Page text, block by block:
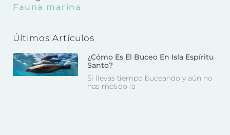
Fauna marina
Últimos Artículos
¿Cómo Es El Buceo En Isla Espíritu
Santo?
Si llevas tiempo buceando y aún no
has metido la